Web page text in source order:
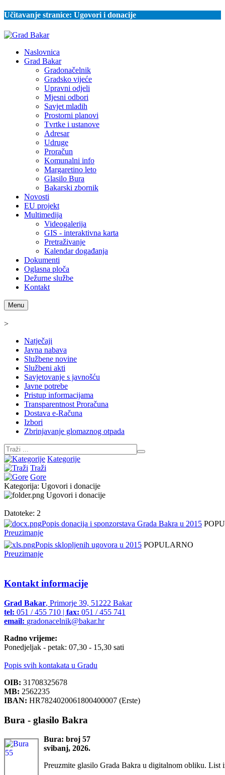
Učitavanje stranice: Ugovori i donacije
Naslovnica
Grad Bakar
Gradonačelnik
Gradsko vijeće
Upravni odjeli
Mjesni odbori
Savjet mladih
Prostorni planovi
Tvrtke i ustanove
Adresar
Udruge
Proračun
Komunalni info
Margaretino leto
Glasilo Bura
Bakarski zbornik
Novosti
EU projekt
Multimedija
Videogalerija
GIS - interaktivna karta
Pretraživanje
Kalendar događanja
Dokumenti
Oglasna ploča
Dežurne službe
Kontakt
Menu
>
Natječaji
Javna nabava
Službene novine
Službeni akti
Savjetovanje s javnošću
Javne potrebe
Pristup informacijama
Transparentnost Proračuna
Dostava e-Računa
Izbori
Zbrinjavanje glomaznog otpada
Kategorije
Traži
Gore
Kategorija: Ugovori i donacije
Ugovori i donacije
Datoteke: 2
Popis donacija i sponzorstava Grada Bakra u 2015
Preuzimanje
Popis sklopljenih ugovora u 2015 POPULARNO
Preuzimanje
Kontakt informacije
Grad Bakar, Primorje 39, 51222 Bakar
tel: 051 / 455 710 | fax: 051 / 455 741
email: gradonacelnik@bakar.hr
Radno vrijeme:
Ponedjeljak - petak: 07,30 - 15,30 sati
Popis svih kontakata u Gradu
OIB: 31708325678
MB: 2562235
IBAN: HR7824020061800400007 (Erste)
Bura - glasilo Bakra
Bura: broj 57
svibanj, 2026.
Preuzmite glasilo Grada Bakra u digitalnom obliku. List